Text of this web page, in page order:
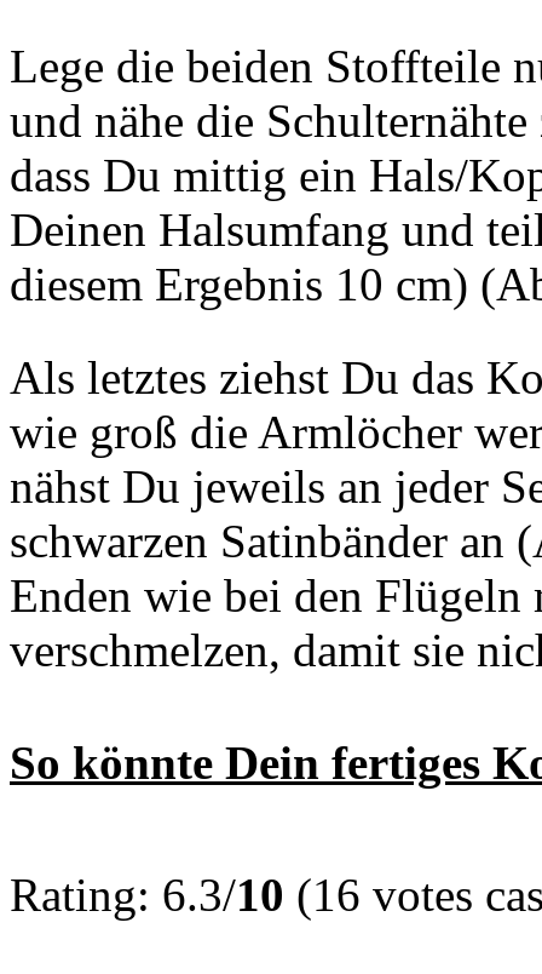
Lege die beiden Stoffteile
und nähe die
dass Du mittig ein Hals/
Deinen Halsumfang und
diesem Ergebnis 10 cm)
Als letztes ziehst Du das
wie groß die Armlöcher
nähst Du jeweils an jeder
schwarzen Satinbänder an
Enden wie bei den Flügeln
verschmelzen, damit sie
So könnte Dein fertiges
Rating: 6.3/10 (16 votes